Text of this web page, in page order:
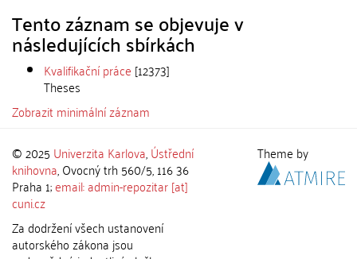
Tento záznam se objevuje v
následujících sbírkách
Kvalifikační práce [12373]
Theses
Zobrazit minimální záznam
© 2025 Univerzita Karlova,Ústřední
knihovna, Ovocný trh 560/5, 116 36
Praha 1;email: admin-repozitar [at]
cuni.cz
Za dodržení všech ustanovení
autorského zákona jsou
Theme by